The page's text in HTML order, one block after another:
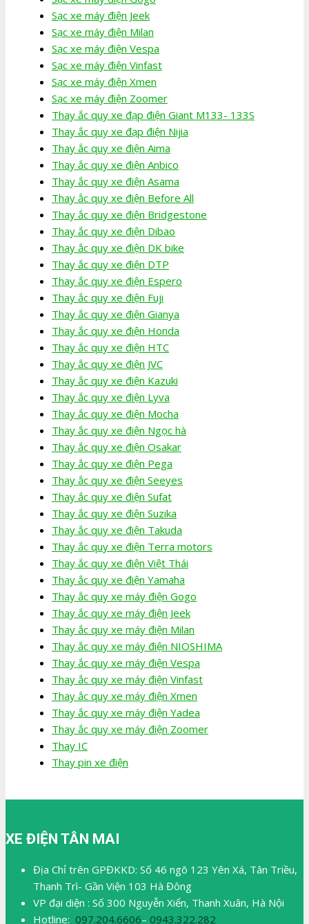
Sạc xe máy điện Jeek
Sạc xe máy điện Milan
Sạc xe máy điện Vespa
Sạc xe máy điện Vinfast
Sạc xe máy điện Xmen
Sạc xe máy điện Zoomer
Thay ắc quy xe đạp điện Giant M133- 133S
Thay ắc quy xe đạp điện Nijia
Thay ắc quy xe điện Aima
Thay ắc quy xe điện Anbico
Thay ắc quy xe điện Asama
Thay ắc quy xe điện Before All
Thay ắc quy xe điện Bridgestone
Thay ắc quy xe điện Dibao
Thay ắc quy xe điện DK bike
Thay ắc quy xe điện DTP
Thay ắc quy xe điện Espero
Thay ắc quy xe điện Fuji
Thay ắc quy xe điện Gianya
Thay ắc quy xe điện Honda
Thay ắc quy xe điện HTC
Thay ắc quy xe điện JVC
Thay ắc quy xe điện Kazuki
Thay ắc quy xe điện Lyva
Thay ắc quy xe điện Mocha
Thay ắc quy xe điện Ngọc hà
Thay ắc quy xe điện Osakar
Thay ắc quy xe điện Pega
Thay ắc quy xe điện Seeyes
Thay ắc quy xe điện Sufat
Thay ắc quy xe điện Suzika
Thay ắc quy xe điện Takuda
Thay ắc quy xe điện Terra motors
Thay ắc quy xe điện Việt Thái
Thay ắc quy xe điện Yamaha
Thay ắc quy xe máy điện Gogo
Thay ắc quy xe máy điện Jeek
Thay ắc quy xe máy điện Milan
Thay ắc quy xe máy điện NIOSHIMA
Thay ắc quy xe máy điện Vespa
Thay ắc quy xe máy điện Vinfast
Thay ắc quy xe máy điện Xmen
Thay ắc quy xe máy điện Yadea
Thay ắc quy xe máy điện Zoomer
Thay IC
Thay pin xe điện
XE ĐIỆN TÂN MAI
Địa Chỉ trên GPĐKKD: Số 46 ngõ 123 Yên Xá, Tân Triều,
Thanh Trì- Gần Viện 103 Hà Đông
VP đại diện : Số 300 Nguyễn Xiển, Thanh Xuân, Hà Nội
Hotline: 097.204.6606– 0943.322.282